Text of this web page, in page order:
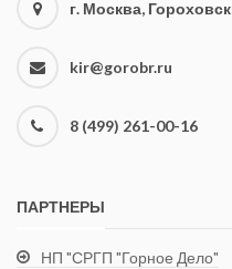
г. Москва,
kir@gorobr.ru
8 (499) 261-00-16
ПАРТНЕРЫ
НП "СРГП "Горное Дело"